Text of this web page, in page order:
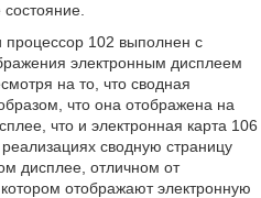
процессор 102 выполнен с
электронным дисплеем
на то, что сводная
что она отображена на
что и электронная карта 106
сводную страницу
дисплее, отличном от
отображают электронную